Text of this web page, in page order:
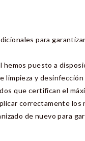
para
hemos puesto a
limpieza y
que certifican el
correctamente
de nuevo para